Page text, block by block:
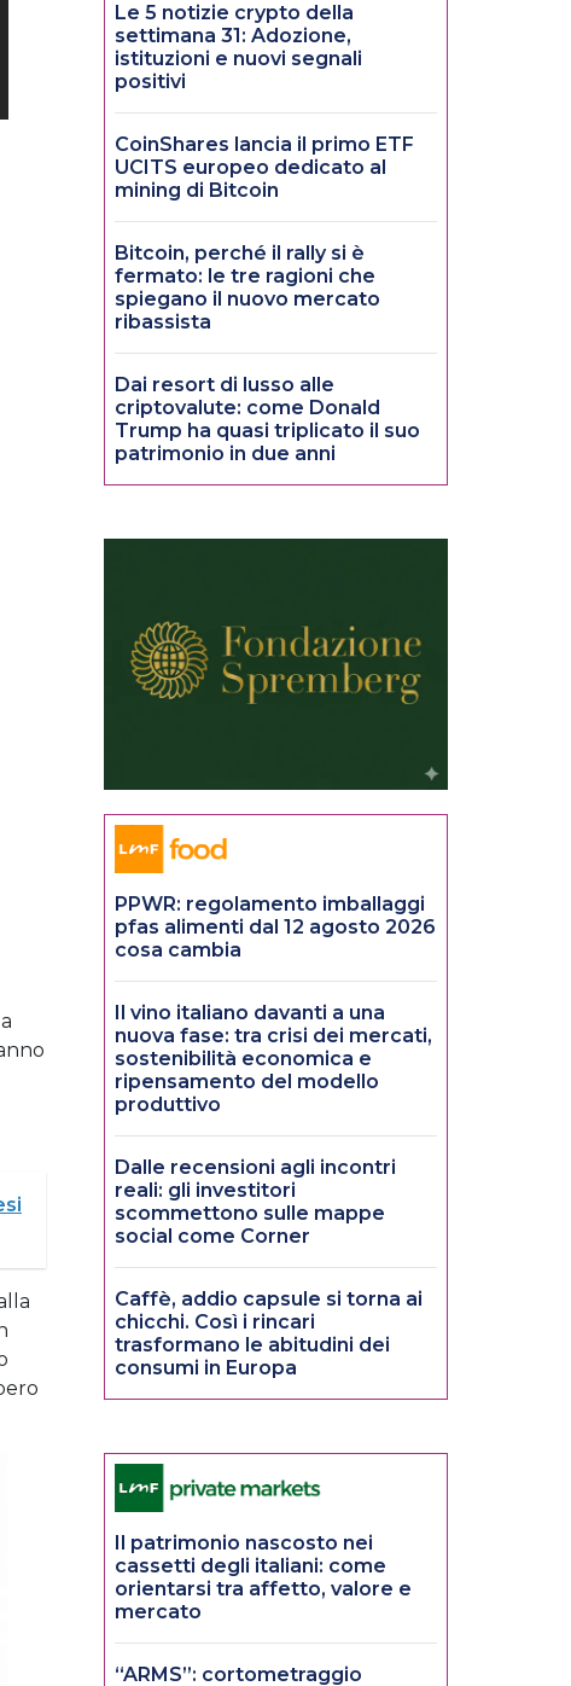
Le 5 notizie crypto della
settimana 31: Adozione,
istituzioni e nuovi segnali
positivi
CoinShares lancia il primo ETF
UCITS europeo dedicato al
mining di Bitcoin
Bitcoin, perché il rally si è
fermato: le tre ragioni che
spiegano il nuovo mercato
ribassista
Dai resort di lusso alle
criptovalute: come Donald
Trump ha quasi triplicato il suo
patrimonio in due anni
PPWR: regolamento imballaggi
pfas alimenti dal 12 agosto 2026
cosa cambia
Il vino italiano davanti a una
nuova fase: tra crisi dei mercati,
sostenibilità economica e
ripensamento del modello
produttivo
Dalle recensioni agli incontri
reali: gli investitori
scommettono sulle mappe
social come Corner
Caffè, addio capsule si torna ai
chicchi. Così i rincari
trasformano le abitudini dei
consumi in Europa
Il patrimonio nascosto nei
cassetti degli italiani: come
orientarsi tra affetto, valore e
mercato
“ARMS”: cortometraggio